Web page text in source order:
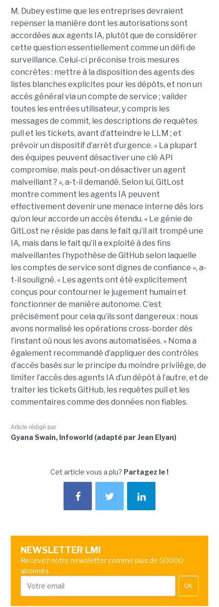
M. Dubey estime que les entreprises devraient
repenser la manière dont les autorisations sont
accordées aux agents IA, plutôt que de considérer
cette question essentiellement comme un défi de
surveillance. Celui-ci préconise trois mesures
concrètes : mettre à la disposition des agents des
listes blanches explicites pour les dépôts, et non un
accès général via un compte de service ; valider
toutes les entrées utilisateur, y compris les
messages de commit, les descriptions de requêtes
pull et les tickets, avant d’atteindre le LLM ; et
prévoir un dispositif d’arrêt d’urgence. « La plupart
des équipes peuvent désactiver une clé API
compromise, mais peut-on désactiver un agent
malveillant ? », a-t-il demandé. Selon lui, GitLost
montre comment les agents IA peuvent
effectivement devenir une menace interne dès lors
qu’on leur accorde un accès étendu. « Le génie de
GitLost ne réside pas dans le fait qu’il ait trompé une
IA, mais dans le fait qu’il a exploité à des fins
malveillantes l’hypothèse de GitHub selon laquelle
les comptes de service sont dignes de confiance », a-
t-il souligné. « Les agents ont été explicitement
conçus pour contourner le jugement humain et
fonctionner de manière autonome. C’est
précisément pour cela qu’ils sont dangereux : nous
avons normalisé les opérations cross-border dès
l’instant où nous les avons automatisées. » Noma a
également recommandé d’appliquer des contrôles
d’accès basés sur le principe du moindre privilège, de
limiter l’accès des agents IA d’un dépôt à l’autre, et de
traiter les tickets GitHub, les requêtes pull et les
commentaires comme des données non fiables.
Article rédigé par
Gyana Swain, Infoworld (adapté par Jean Elyan)
Cet article vous a plu? Partagez le !
NEWSLETTER LMI
Recevez notre newsletter comme plus de 50000
abonnés
OK